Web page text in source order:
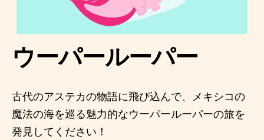
ウーパールーパー
古代のアステカの物語に飛び込んで、メキシコの
魔法の海を巡る魅力的なウーパールーパーの旅を
発見してください！